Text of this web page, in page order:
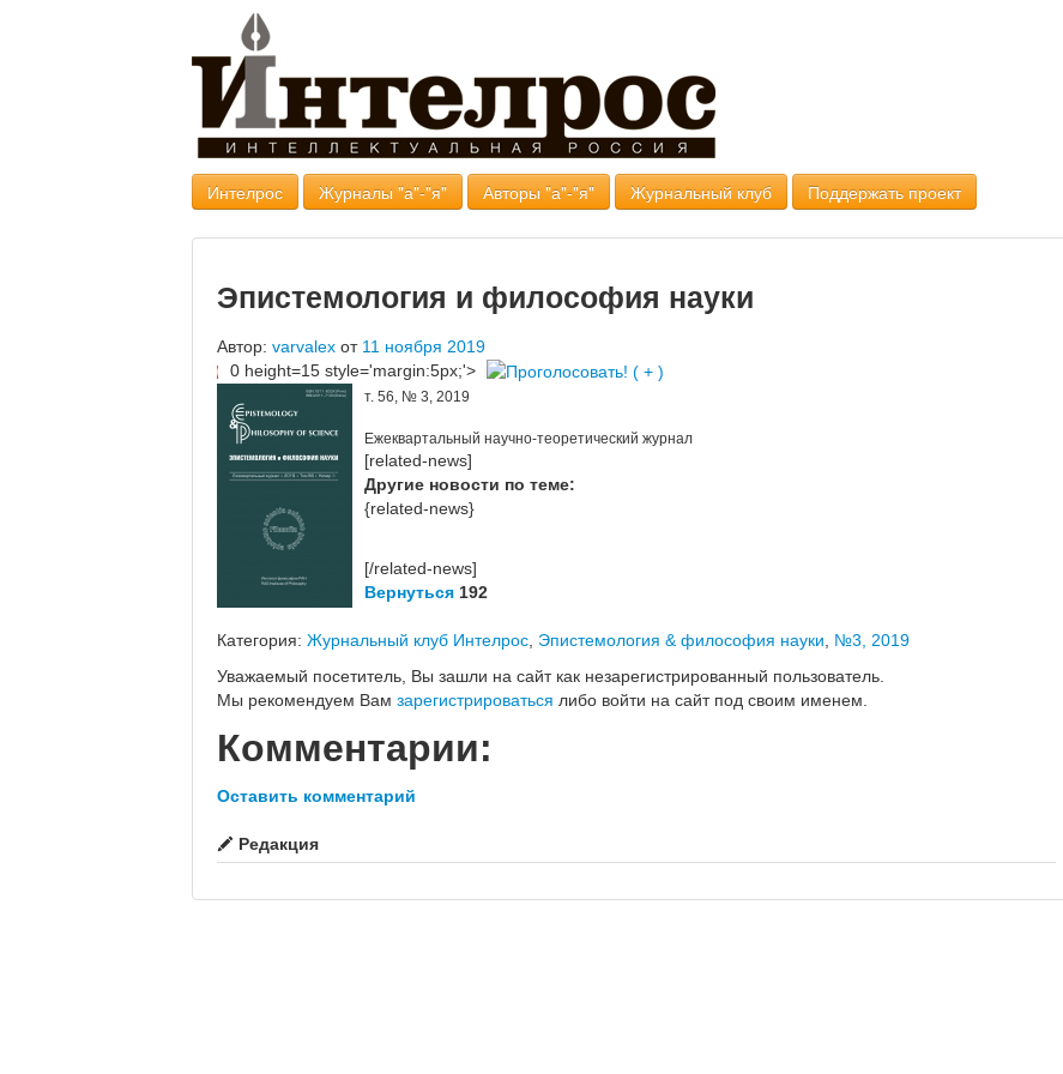
Интелрос Журналы "а"-"я" Авторы "а"-"я" Журнальный клуб Поддержать проект
Эпистемология и философия науки
Автор: varvalex от 11 ноября 2019
0 height=15 style='margin:5px;'>
т. 56, № 3, 2019
Ежеквартальный научно-теоретический журнал
[related-news]
Другие новости по теме:
{related-news}
[/related-news]
Вернуться 192
Категория: Журнальный клуб Интелрос, Эпистемология & философия науки, №3, 2019
Уважаемый посетитель, Вы зашли на сайт как незарегистрированный пользователь.
Мы рекомендуем Вам зарегистрироваться либо войти на сайт под своим именем.
Комментарии:
Оставить комментарий
Редакция